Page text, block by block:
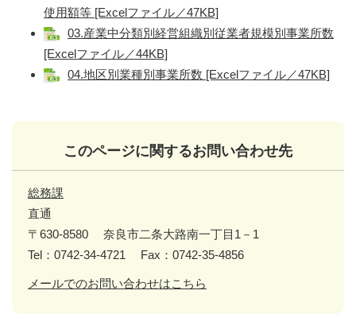
使用額等 [Excelファイル／47KB]
03.産業中分類別経営組織別従業者規模別事業所数
[Excelファイル／44KB]
04.地区別業種別事業所数 [Excelファイル／47KB]
このページに関するお問い合わせ先
総務課
直通
〒630-8580
奈良市二条大路南一丁目1－1
Tel：0742-34-4721
Fax：0742-35-4856
メールでのお問い合わせはこちら